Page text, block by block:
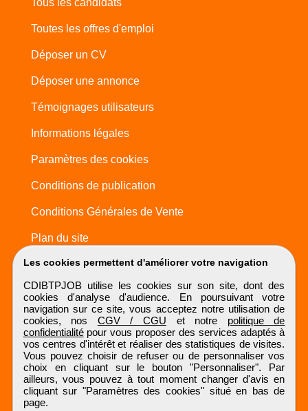
Les cookies permettent d'améliorer votre navigation
CDIBTPJOB utilise les cookies sur son site, dont des
cookies d'analyse d'audience. En poursuivant votre
navigation sur ce site, vous acceptez notre utilisation de
cookies, nos CGV / CGU et notre politique de
confidentialitépour vous proposer des services adaptés à
vos centres d'intérêt et réaliser des statistiques de visites.
Vous pouvez choisir de refuser ou de personnaliser vos
choix en cliquant sur le bouton "Personnaliser". Par
ailleurs, vous pouvez à tout moment changer d'avis en
cliquant sur "Paramètres des cookies" situé en bas de
page.
Tous les candidats
Toutes les offres d'emploi
Déposer un CV
Déposer une annonce
Témoignages utilisateurs
Informations légales
Paramètres des cookies
Conditions de publication
Conditions Générales de Vente
Plan du site